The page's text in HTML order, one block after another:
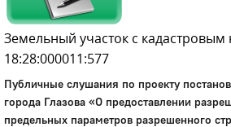
Бизнесу
Глава
КСО
Дума
+7 (34141) 21-300
Земельный участок с
18:28:000011:577
Публичные слушания по проекту
города Глазова «О предоставлении
предельных параметров разрешенного